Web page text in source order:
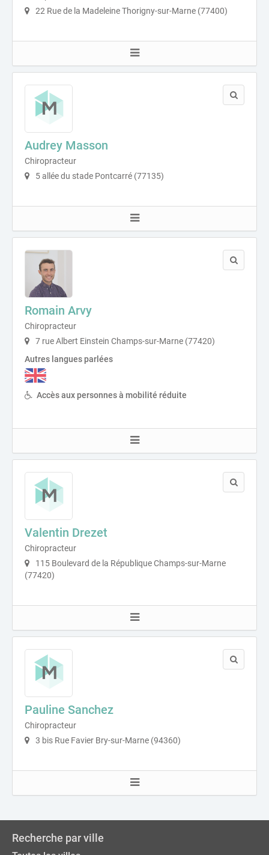
22 Rue de la Madeleine Thorigny-sur-Marne (77400)
Audrey Masson
Chiropracteur
5 allée du stade Pontcarré (77135)
Romain Arvy
Chiropracteur
7 rue Albert Einstein Champs-sur-Marne (77420)
Autres langues parlées
Accès aux personnes à mobilité réduite
Valentin Drezet
Chiropracteur
115 Boulevard de la République Champs-sur-Marne
(77420)
Pauline Sanchez
Chiropracteur
3 bis Rue Favier Bry-sur-Marne (94360)
Recherche par ville